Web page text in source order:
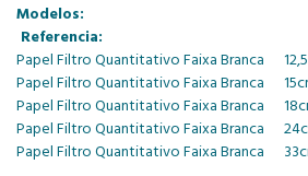
Modelos:
Referencia:
Papel Filtro Quantitativo Faixa
Papel Filtro Quantitativo Faixa
Papel Filtro Quantitativo Faixa
Papel Filtro Quantitativo Faixa
Papel Filtro Quantitativo Faixa